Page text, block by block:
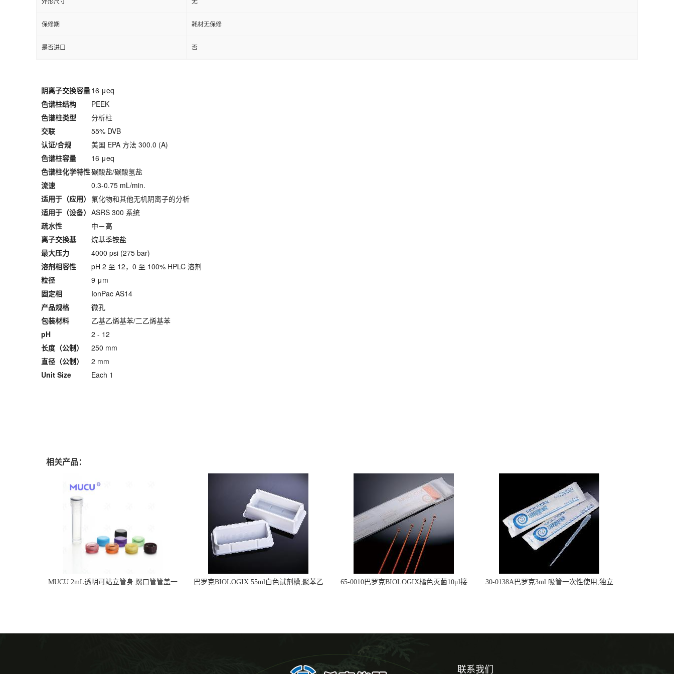
外形尺寸 无
保修期 耗材无保修
是否进口 否
阴离子交换容量16 μeq
色谱柱结构
PEEK
色谱柱类型
分析柱
交联
55% DVB
认证/合规
美国 EPA 方法 300.0 (A)
色谱柱容量
16 μeq
色谱柱化学特性碳酸盐/碳酸氢盐
流速
0.3-0.75 mL/min.
适用于（应用） 氟化物和其他无机阴离子的分析
适用于（设备） ASRS 300 系统
疏水性
中－高
离子交换基
烷基季铵盐
最大压力
4000 psi (275 bar)
溶剂相容性
pH 2 至 12，0 至 100% HPLC 溶剂
粒径
9 μm
固定相
IonPac AS14
产品规格
微孔
包装材料
乙基乙烯基苯/二乙烯基苯
pH
2 - 12
长度（公制）
250 mm
直径（公制）
2 mm
Unit Size
Each 1
相关产品：
MUCU 2mL透明可站立管身 螺口管管盖一
巴罗克BIOLOGIX 55ml白色试剂槽,聚苯乙
65-0010巴罗克BIOLOGIX橘色灭菌10μl接
30-0138A巴罗克3ml 吸管一次性使用,独立
联系我们